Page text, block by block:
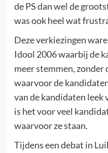
de PS dan wel de
was ook heel wat
Deze verkiezingen
Idool 2006 waarbij de
meer stemmen, zonder
waarvoor de
van de kandidaten leek
is het voor veel
waarvoor ze staan.
Tijdens een debat in